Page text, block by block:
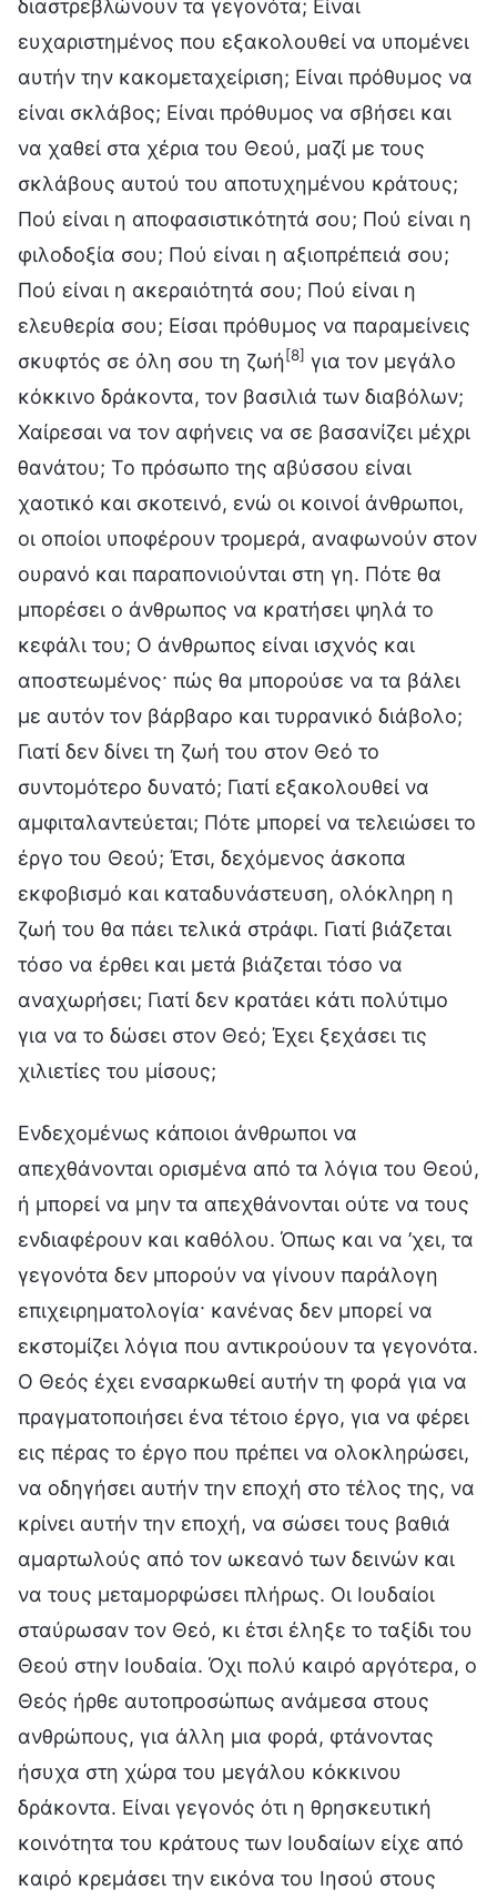
διαστρεβλώνουν τα γεγονότα; Είναι
ευχαριστημένος που εξακολουθεί να υπομένει
αυτήν την κακομεταχείριση; Είναι πρόθυμος να
είναι σκλάβος; Είναι πρόθυμος να σβήσει και
να χαθεί στα χέρια του Θεού, μαζί με τους
σκλάβους αυτού του αποτυχημένου κράτους;
Πού είναι η αποφασιστικότητά σου; Πού είναι η
φιλοδοξία σου; Πού είναι η αξιοπρέπειά σου;
Πού είναι η ακεραιότητά σου; Πού είναι η
ελευθερία σου; Είσαι πρόθυμος να παραμείνεις
σκυφτός σε όλη σου τη ζωή[8] για τον μεγάλο
κόκκινο δράκοντα, τον βασιλιά των διαβόλων;
Χαίρεσαι να τον αφήνεις να σε βασανίζει μέχρι
θανάτου; Το πρόσωπο της αβύσσου είναι
χαοτικό και σκοτεινό, ενώ οι κοινοί άνθρωποι,
οι οποίοι υποφέρουν τρομερά, αναφωνούν στον
ουρανό και παραπονιούνται στη γη. Πότε θα
μπορέσει ο άνθρωπος να κρατήσει ψηλά το
κεφάλι του; Ο άνθρωπος είναι ισχνός και
αποστεωμένος· πώς θα μπορούσε να τα βάλει
με αυτόν τον βάρβαρο και τυρρανικό διάβολο;
Γιατί δεν δίνει τη ζωή του στον Θεό το
συντομότερο δυνατό; Γιατί εξακολουθεί να
αμφιταλαντεύεται; Πότε μπορεί να τελειώσει το
έργο του Θεού; Έτσι, δεχόμενος άσκοπα
εκφοβισμό και καταδυνάστευση, ολόκληρη η
ζωή του θα πάει τελικά στράφι. Γιατί βιάζεται
τόσο να έρθει και μετά βιάζεται τόσο να
αναχωρήσει; Γιατί δεν κρατάει κάτι πολύτιμο
για να το δώσει στον Θεό; Έχει ξεχάσει τις
χιλιετίες του μίσους;
Ενδεχομένως κάποιοι άνθρωποι να
απεχθάνονται ορισμένα από τα λόγια του Θεού,
ή μπορεί να μην τα απεχθάνονται ούτε να τους
ενδιαφέρουν και καθόλου. Όπως και να ’χει, τα
γεγονότα δεν μπορούν να γίνουν παράλογη
επιχειρηματολογία· κανένας δεν μπορεί να
εκστομίζει λόγια που αντικρούουν τα γεγονότα.
Ο Θεός έχει ενσαρκωθεί αυτήν τη φορά για να
πραγματοποιήσει ένα τέτοιο έργο, για να φέρει
εις πέρας το έργο που πρέπει να ολοκληρώσει,
να οδηγήσει αυτήν την εποχή στο τέλος της, να
κρίνει αυτήν την εποχή, να σώσει τους βαθιά
αμαρτωλούς από τον ωκεανό των δεινών και
να τους μεταμορφώσει πλήρως. Οι Ιουδαίοι
σταύρωσαν τον Θεό, κι έτσι έληξε το ταξίδι του
Θεού στην Ιουδαία. Όχι πολύ καιρό αργότερα, ο
Θεός ήρθε αυτοπροσώπως ανάμεσα στους
ανθρώπους, για άλλη μια φορά, φτάνοντας
ήσυχα στη χώρα του μεγάλου κόκκινου
δράκοντα. Είναι γεγονός ότι η θρησκευτική
κοινότητα του κράτους των Ιουδαίων είχε από
καιρό κρεμάσει την εικόνα του Ιησού στους